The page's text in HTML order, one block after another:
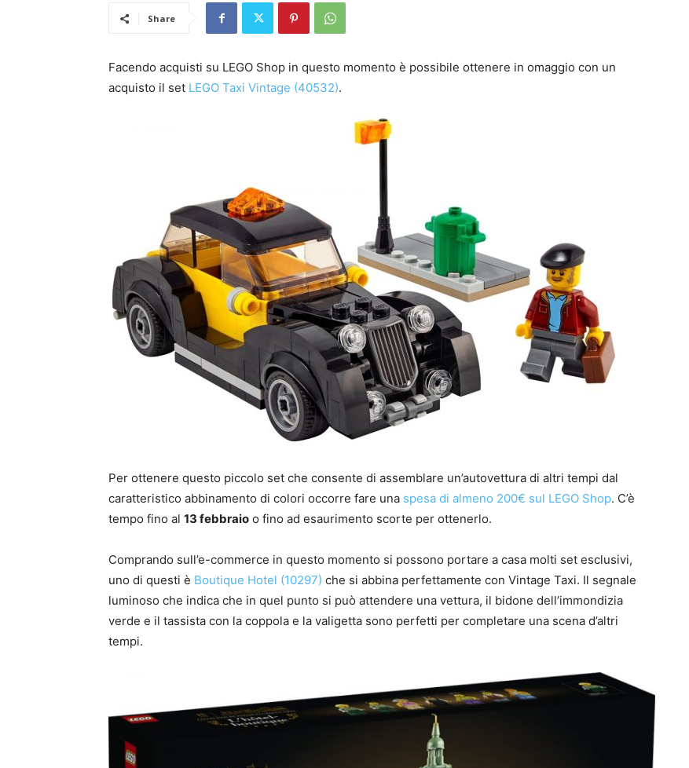
Share
Facendo acquisti su LEGO Shop in questo momento è possibile ottenere in omaggio con un
acquisto il set LEGO Taxi Vintage (40532).
Per ottenere questo piccolo set che consente di assemblare un’autovettura di altri tempi dal
caratteristico abbinamento di colori occorre fare una spesa di almeno 200€ sul LEGO Shop. C’è
tempo fino al 13 febbraio o fino ad esaurimento scorte per ottenerlo.
Comprando sull’e-commerce in questo momento si possono portare a casa molti set esclusivi,
uno di questi è Boutique Hotel (10297) che si abbina perfettamente con Vintage Taxi. Il segnale
luminoso che indica che in quel punto si può attendere una vettura, il bidone dell’immondizia
verde e il tassista con la coppola e la valigetta sono perfetti per completare una scena d’altri
tempi.